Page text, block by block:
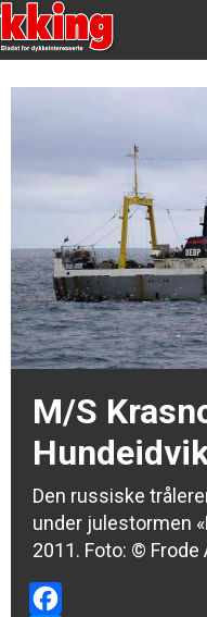
M/S
Den russiske
under julestormen
2011. Foto: © Frode